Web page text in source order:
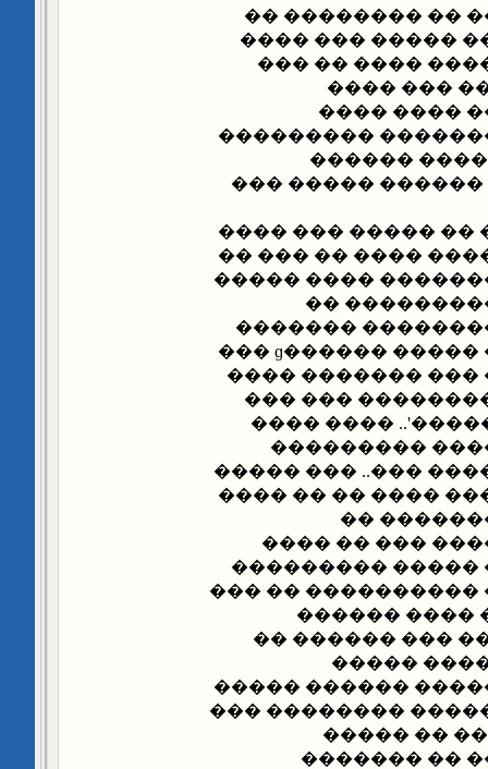
���� ��
������ ��� ��
���� ���� ��
����
��������
������� �����
��� ���..
�������� �����
���� ���� �� ���
�� ���� ������
����� �����
������
������� �����
����� ��� ����� ����� ������ɡ ���
����� �� ������
����� �� �����
'���� �����
����� ���
���� �� ����
�� ���� ���
���
�������� ����
���� ��� ������
�� ��� ��������
���� ��
������ �����..
��� ��� ��
�������� ����
��� ���� ����
�� ���
�������